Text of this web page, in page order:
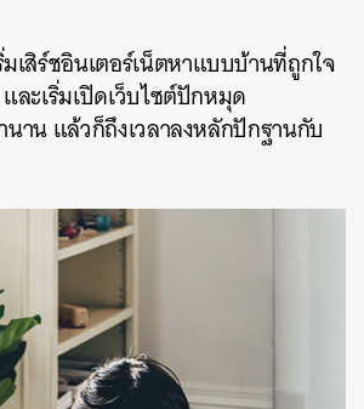
มเสิร์ชอินเตอร์เน็ตหาแบบบ้านที่ถูกใจ
ละเริ่มเปิดเว็บไซต์ปักหมุด
าน แล้วก็ถึงเวลาลงหลักปักฐานกับ